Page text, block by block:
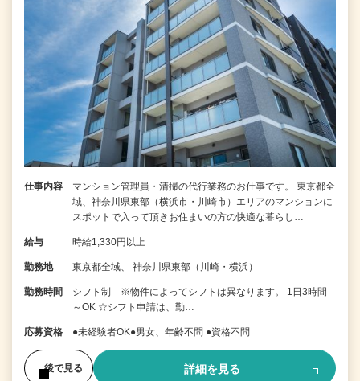
仕事内容
マンション管理員・清掃の代行業務のお仕事です。 東京都全
域、神奈川県東部（横浜市・川崎市）エリアのマンションに
スポットで入って頂きお住まいの方の快適な暮らし…
給与 時給1,330円以上
勤務地 東京都全域、 神奈川県東部（川崎・横浜）
勤務時間
シフト制 ※物件によってシフトは異なります。 1日3時間
～OK ☆シフト申請は、勤…
応募資格 ●未経験者OK●男女、年齢不問 ●資格不問
後で見る 詳細を見る